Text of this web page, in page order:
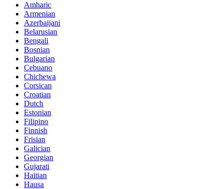
Amharic
Armenian
Azerbaijani
Belarusian
Bengali
Bosnian
Bulgarian
Cebuano
Chichewa
Corsican
Croatian
Dutch
Estonian
Filipino
Finnish
Frisian
Galician
Georgian
Gujarati
Haitian
Hausa